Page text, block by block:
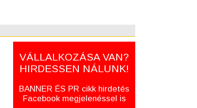
VÁLLALKOZÁSA VAN?
HIRDESSEN NÁLUNK!
BANNER ÉS PR cikk hirdetés
Facebook megjelenéssel is